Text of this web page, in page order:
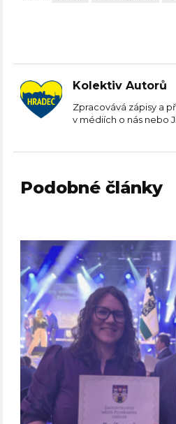
Kolektiv Autorů
Zpracovává zápisy a
v médiích o nás nebo
Podobné články